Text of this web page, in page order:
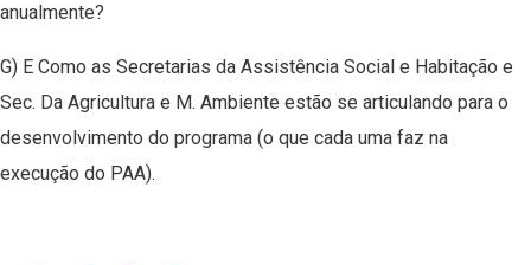
anualmente?
G) E Como as Secretarias da Assistência Social e Habitação e
Sec. Da Agricultura e M. Ambiente estão se articulando para o
desenvolvimento do programa (o que cada uma faz na
execução do PAA).